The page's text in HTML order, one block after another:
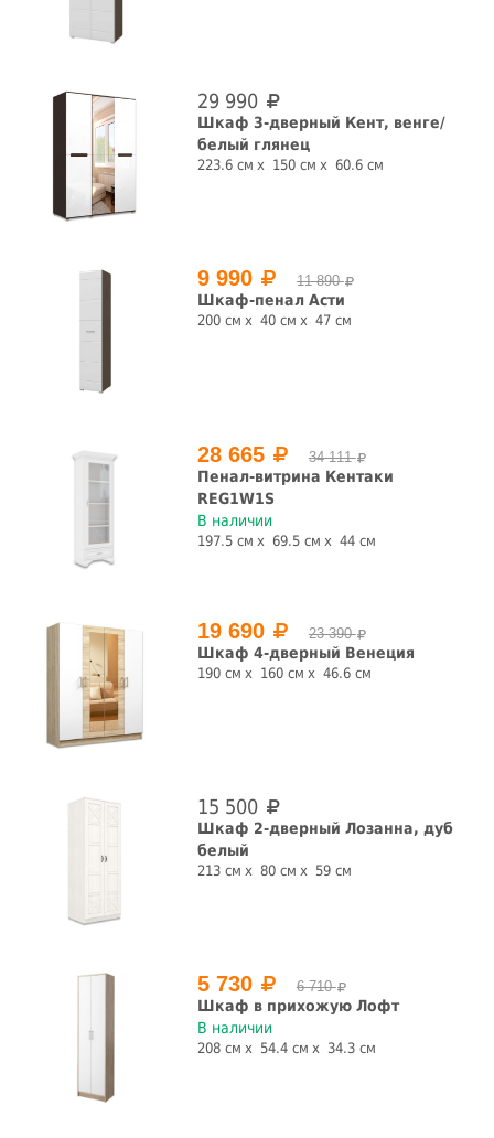
Цвет фасада
Цвет корпуса
Форма
прямая
Количество дверей, шт.
3 шт.
5 шт.
Наличие зеркала
Со штангой С рисунком
шкаф
Страна производства
29 990
Шкаф 3-дверный Кент, венге/
белый глянец
223.6 см 150 см 60.6 см
9 990 11 890
Шкаф-пенал Асти
200 см 40 см 47 см
28 665 34 111
Пенал-витрина Кентаки
REG1W1S
В наличии
197.5 см 69.5 см 44 см
19 690 23 390
Шкаф 4-дверный Венеция
190 см 160 см 46.6 см
15 500
Шкаф 2-дверный Лозанна, дуб
белый
213 см 80 см 59 см
5 730 6 710
Шкаф в прихожую Лофт
В наличии
208 см 54.4 см 34.3 см